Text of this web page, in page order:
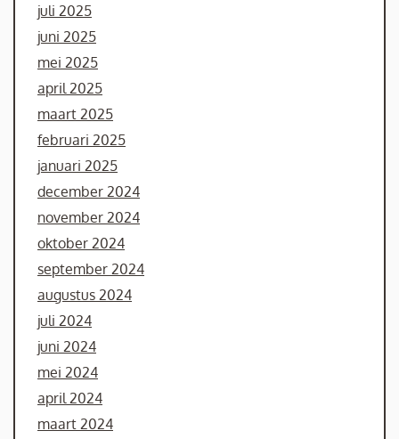
juli 2025
juni 2025
mei 2025
april 2025
maart 2025
februari 2025
januari 2025
december 2024
november 2024
oktober 2024
september 2024
augustus 2024
juli 2024
juni 2024
mei 2024
april 2024
maart 2024